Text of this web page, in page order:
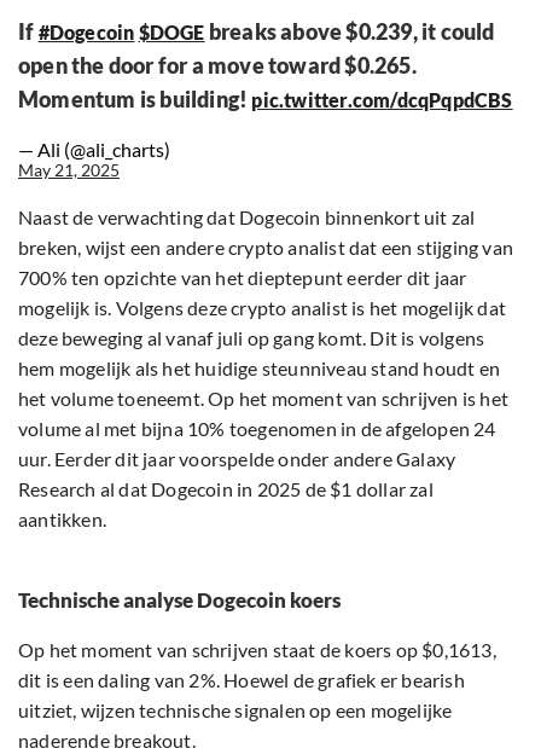
If #Dogecoin $DOGE breaks above $0.239, it could
open the door for a move toward $0.265.
Momentum is building! pic.twitter.com/dcqPqpdCBS
— Ali (@ali_charts)
May 21, 2025
Naast de verwachting dat Dogecoin binnenkort uit zal
breken, wijst een andere crypto analist dat een stijging van
700% ten opzichte van het dieptepunt eerder dit jaar
mogelijk is. Volgens deze crypto analist is het mogelijk dat
deze beweging al vanaf juli op gang komt. Dit is volgens
hem mogelijk als het huidige steunniveau stand houdt en
het volume toeneemt. Op het moment van schrijven is het
volume al met bijna 10% toegenomen in de afgelopen 24
uur. Eerder dit jaar voorspelde onder andere Galaxy
Research al dat Dogecoin in 2025 de $1 dollar zal
aantikken.
Technische analyse Dogecoin koers
Op het moment van schrijven staat de koers op $0,1613,
dit is een daling van 2%. Hoewel de grafiek er bearish
uitziet, wijzen technische signalen op een mogelijke
naderende breakout.